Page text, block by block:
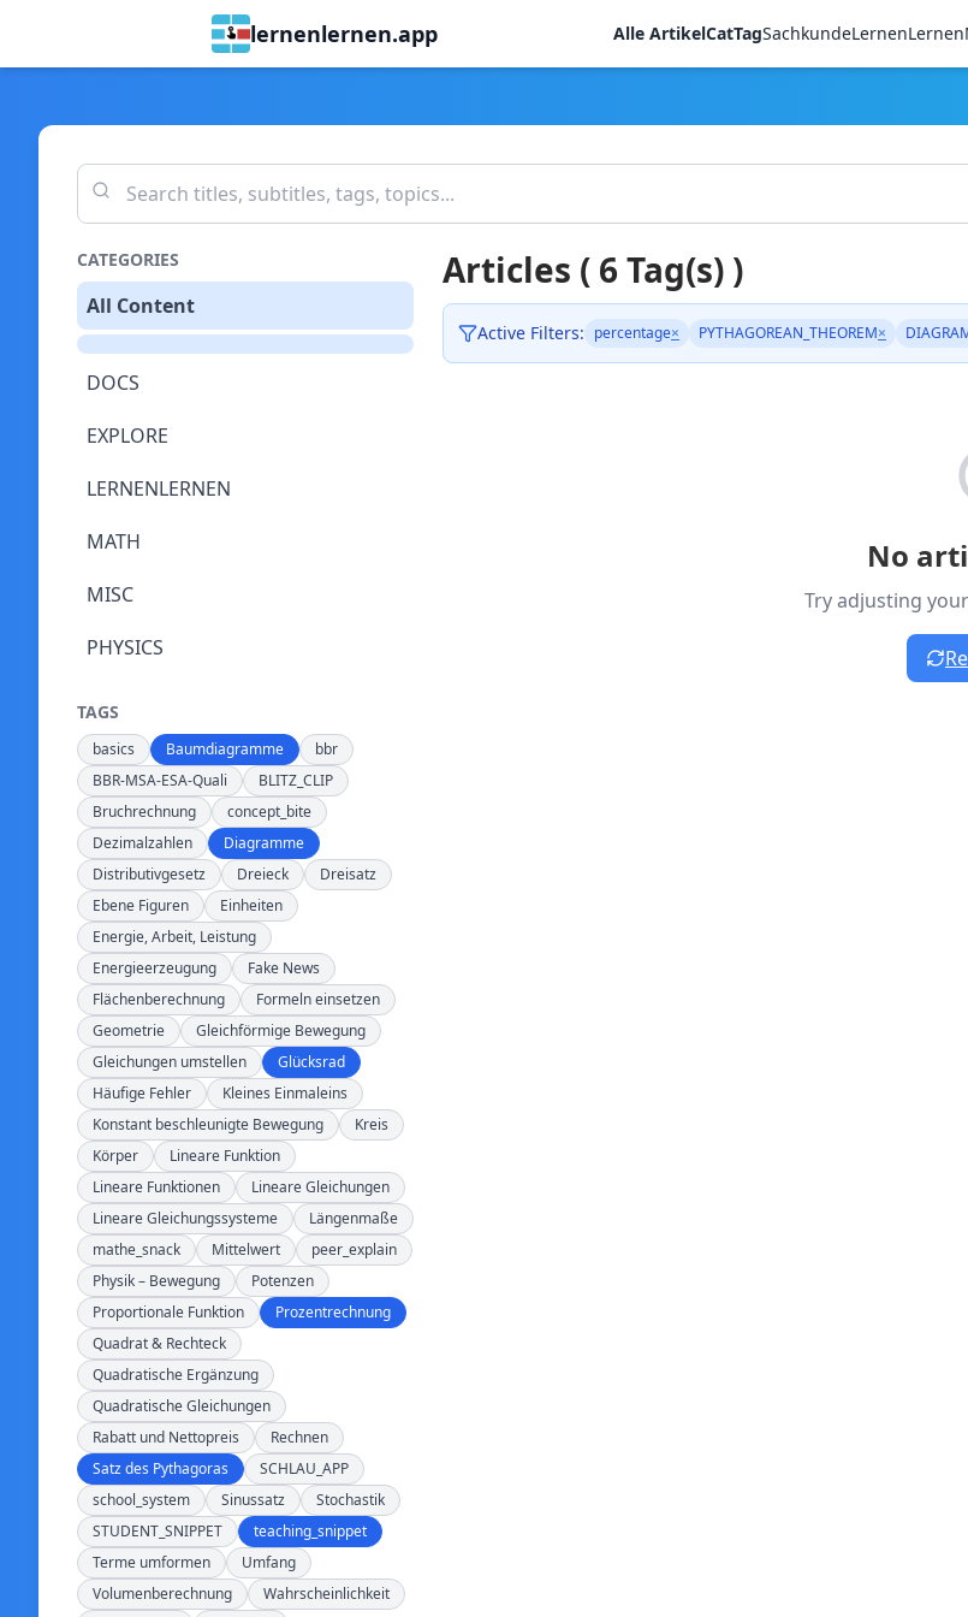
lernenlernen.app Alle ArtikelCatTagSachkundeLernenLernen
CATEGORIES
All Content
DOCS
EXPLORE
LERNENLERNEN
MATH
MISC
PHYSICS
TAGS
basics Baumdiagramme
bbr
BBR-MSA-ESA-Quali
BLITZ_CLIP
Bruchrechnung
concept_bite
Dezimalzahlen
Diagramme
Distributivgesetz
Dreieck
Dreisatz
Ebene Figuren
Einheiten
Energie, Arbeit, Leistung
Energieerzeugung
Fake News
Flächenberechnung
Formeln einsetzen
Geometrie
Gleichförmige Bewegung
Gleichungen umstellen
Glücksrad
Häufige Fehler
Kleines Einmaleins
Konstant beschleunigte Bewegung
Kreis
Körper
Lineare Funktion
Lineare Funktionen
Lineare Gleichungen
Lineare Gleichungssysteme
Längenmaße
mathe_snack
Mittelwert
peer_explain
Physik – Bewegung
Potenzen
Proportionale Funktion
Prozentrechnung
Quadrat & Rechteck
Quadratische Ergänzung
Quadratische Gleichungen
Rabatt und Nettopreis
Rechnen
Satz des Pythagoras
SCHLAU_APP
school_system
Sinussatz
Stochastik
STUDENT_SNIPPET
teaching_snippet
Terme umformen
Umfang
Volumenberechnung
Wahrscheinlichkeit
Articles ( 6 Tag(s) )
Active Filters: percentage× PYTHAGOREAN_THEOREM×
No
Try adjusting